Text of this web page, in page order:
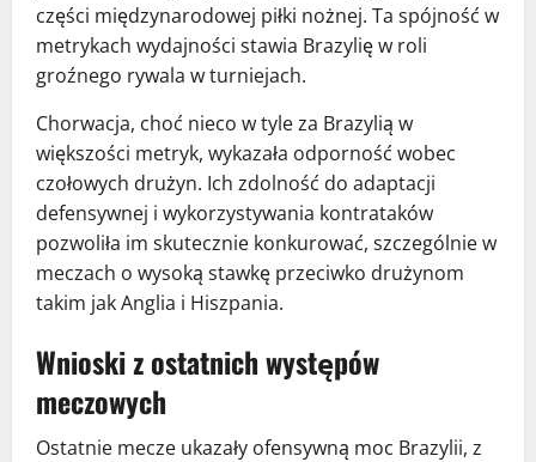
części międzynarodowej piłki nożnej. Ta spójność w
metrykach wydajności stawia Brazylię w roli
groźnego rywala w turniejach.
Chorwacja, choć nieco w tyle za Brazylią w
większości metryk, wykazała odporność wobec
czołowych drużyn. Ich zdolność do adaptacji
defensywnej i wykorzystywania kontrataków
pozwoliła im skutecznie konkurować, szczególnie w
meczach o wysoką stawkę przeciwko drużynom
takim jak Anglia i Hiszpania.
Wnioski z ostatnich występów
meczowych
Ostatnie mecze ukazały ofensywną moc Brazylii, z